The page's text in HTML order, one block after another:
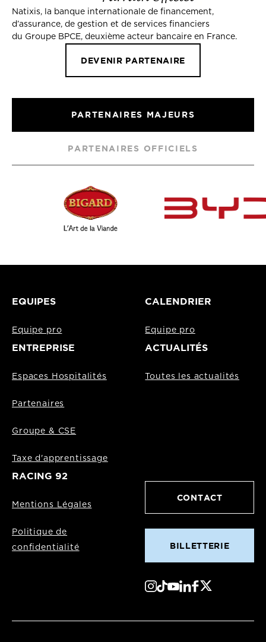
Natixis, la banque internationale de financement,
d’assurance, de gestion et de services financiers
du Groupe BPCE, deuxième acteur bancaire en France.
DEVENIR PARTENAIRE
PARTENAIRES MAJEURS
PARTENAIRES OFFICIELS
EQUIPES
Equipe pro
CALENDRIER
Equipe pro
ENTREPRISE
Espaces Hospitalités
Partenaires
Groupe & CSE
Taxe d'apprentissage
ACTUALITÉS
Toutes les actualités
RACING 92
Mentions Légales
Politique de
confidentialité
CONTACT
BILLETTERIE